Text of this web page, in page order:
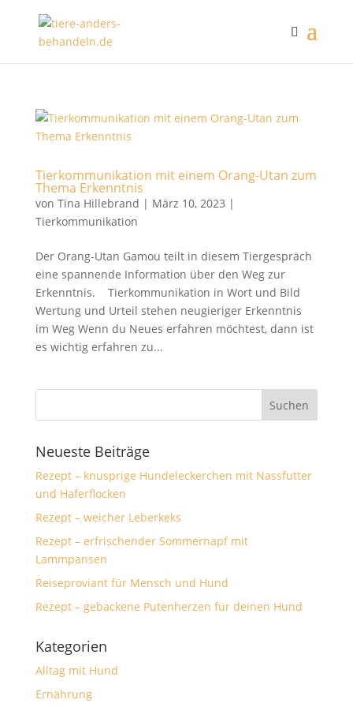
Tierkommunikation mit einem Orang-Utan zum
Thema Erkenntnis
von Tina Hillebrand | März 10, 2023 |
Tierkommunikation
Der Orang-Utan Gamou teilt in diesem Tiergespräch
eine spannende Information über den Weg zur
Erkenntnis. Tierkommunikation in Wort und Bild
Wertung und Urteil stehen neugieriger Erkenntnis
im Weg Wenn du Neues erfahren möchtest, dann ist
es wichtig erfahren zu...
Neueste Beiträge
Rezept – knusprige Hundeleckerchen mit Nassfutter
und Haferflocken
Rezept – weicher Leberkeks
Rezept – erfrischender Sommernapf mit
Lammpansen
Reiseproviant für Mensch und Hund
Rezept – gebackene Putenherzen für deinen Hund
Kategorien
Alltag mit Hund
Ernährung